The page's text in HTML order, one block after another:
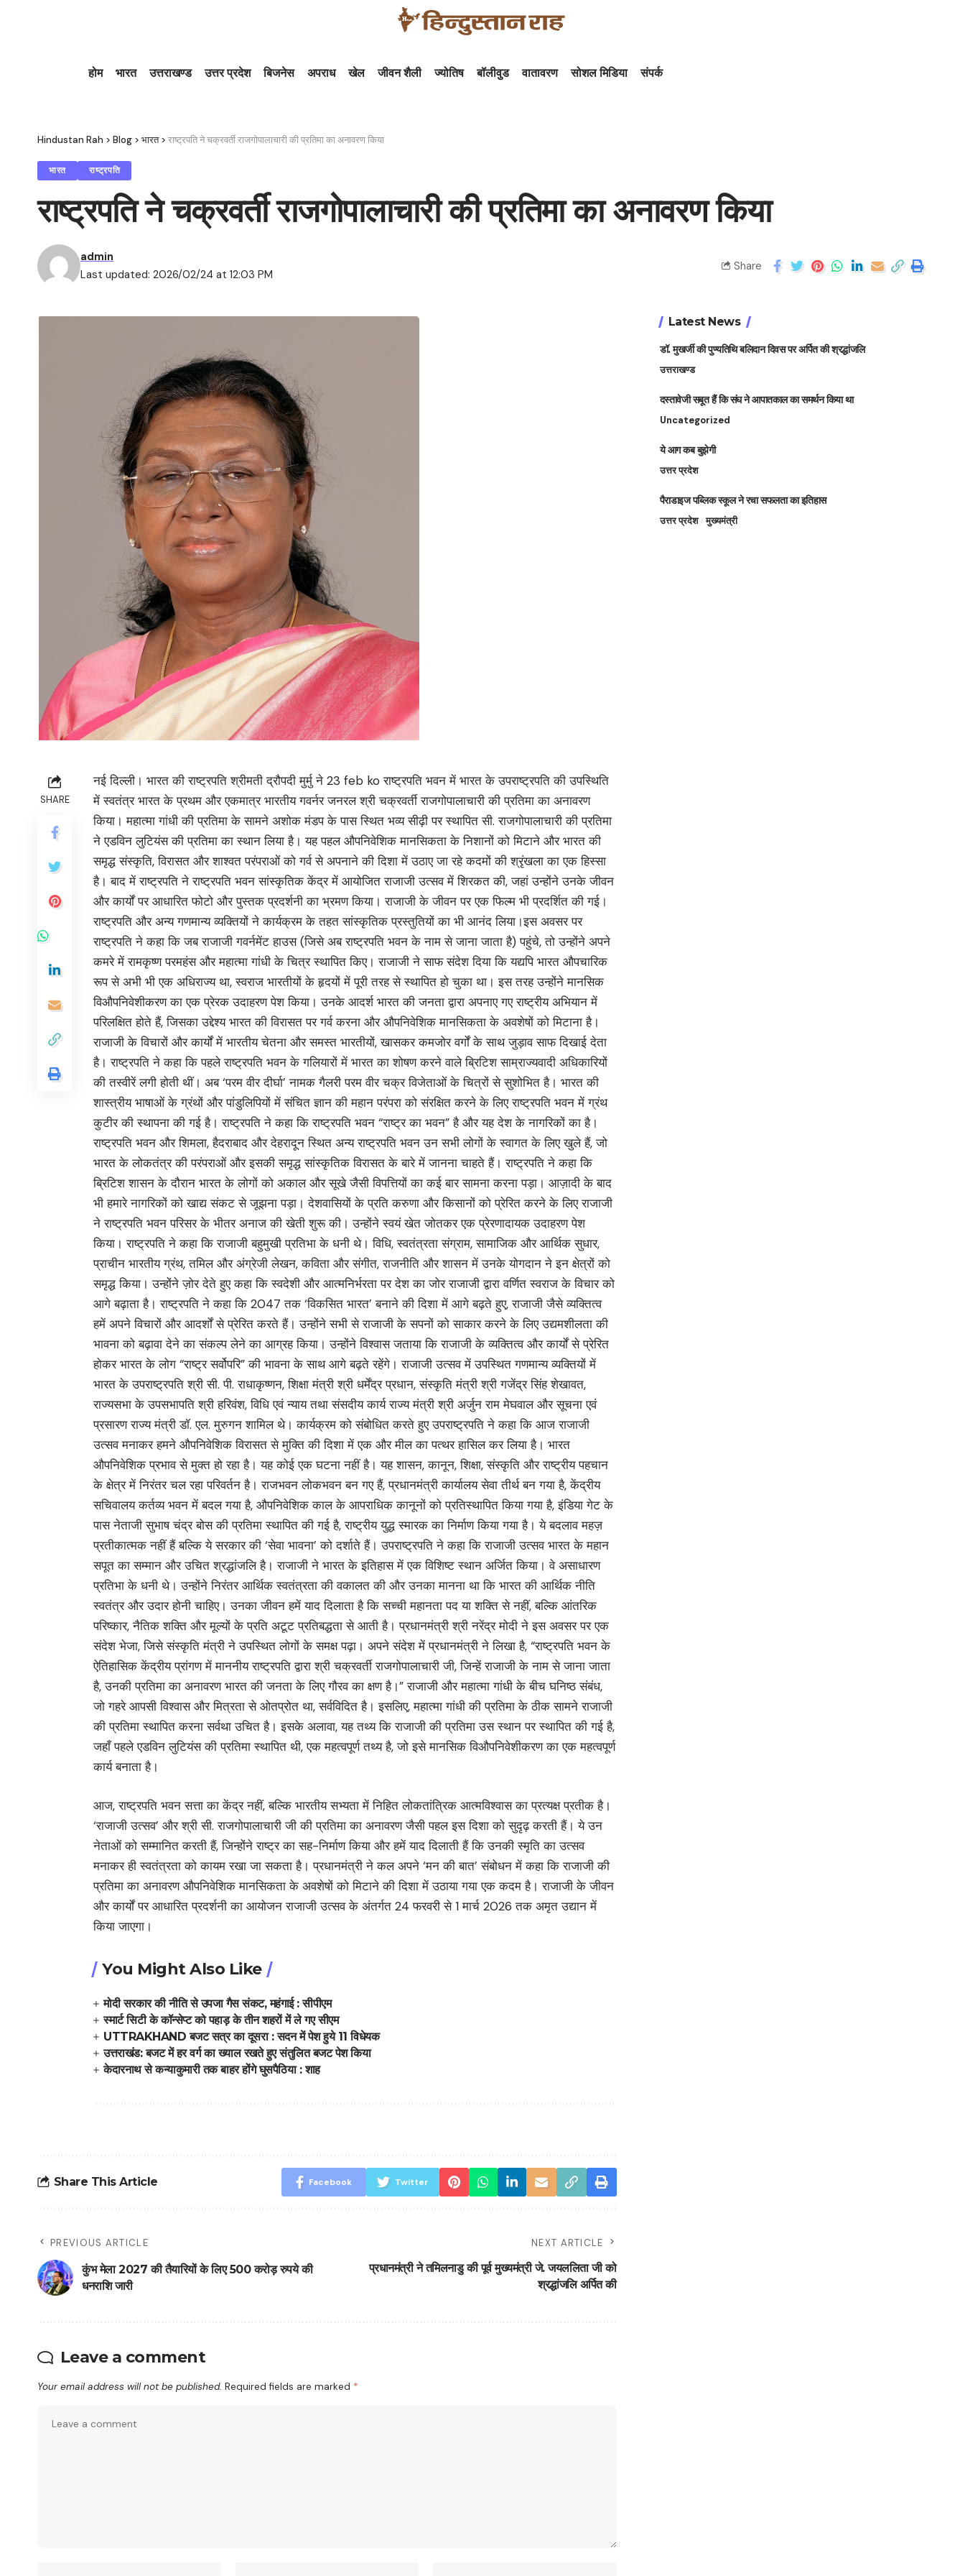
होम भारत उत्तराखण्ड उत्तर प्रदेश बिजनेस अपराध खेल जीवन शैली ज्योतिष बॉलीवुड वातावरण सोशल मिडिया संपर्क
Hindustan Rah > Blog > भारत> राष्ट्रपति ने चक्रवर्ती राजगोपालाचारी की प्रतिमा का अनावरण किया
भारत राष्ट्रपति
राष्ट्रपति ने चक्रवर्ती राजगोपालाचारी की प्रतिमा का अनावरण किया
Last updated: 2026/02/24 at 12:03 PM
admin
Share
SHARE
नई दिल्ली। भारत की राष्ट्रपति श्रीमती द्रौपदी मुर्मु ने 23 feb ko राष्ट्रपति भवन में भारत के उपराष्ट्रपति की उपस्थिति
में स्वतंत्र भारत के प्रथम और एकमात्र भारतीय गवर्नर जनरल श्री चक्रवर्ती राजगोपालाचारी की प्रतिमा का अनावरण
किया। महात्मा गांधी की प्रतिमा के सामने अशोक मंडप के पास स्थित भव्य सीढ़ी पर स्थापित सी. राजगोपालाचारी की प्रतिमा
ने एडविन लुटियंस की प्रतिमा का स्थान लिया है। यह पहल औपनिवेशिक मानसिकता के निशानों को मिटाने और भारत की
समृद्ध संस्कृति, विरासत और शाश्वत परंपराओं को गर्व से अपनाने की दिशा में उठाए जा रहे कदमों की श्रृंखला का एक हिस्सा
है। बाद में राष्ट्रपति ने राष्ट्रपति भवन सांस्कृतिक केंद्र में आयोजित राजाजी उत्सव में शिरकत की, जहां उन्होंने उनके जीवन
और कार्यों पर आधारित फोटो और पुस्तक प्रदर्शनी का भ्रमण किया। राजाजी के जीवन पर एक फिल्म भी प्रदर्शित की गई।
राष्ट्रपति और अन्य गणमान्य व्यक्तियों ने कार्यक्रम के तहत सांस्कृतिक प्रस्तुतियों का भी आनंद लिया।इस अवसर पर
राष्ट्रपति ने कहा कि जब राजाजी गवर्नमेंट हाउस (जिसे अब राष्ट्रपति भवन के नाम से जाना जाता है) पहुंचे, तो उन्होंने अपने
कमरे में रामकृष्ण परमहंस और महात्मा गांधी के चित्र स्थापित किए। राजाजी ने साफ संदेश दिया कि यद्यपि भारत औपचारिक
रूप से अभी भी एक अधिराज्य था, स्वराज भारतीयों के हृदयों में पूरी तरह से स्थापित हो चुका था। इस तरह उन्होंने मानसिक
विऔपनिवेशीकरण का एक प्रेरक उदाहरण पेश किया। उनके आदर्श भारत की जनता द्वारा अपनाए गए राष्ट्रीय अभियान में
परिलक्षित होते हैं, जिसका उद्देश्य भारत की विरासत पर गर्व करना और औपनिवेशिक मानसिकता के अवशेषों को मिटाना है।
राजाजी के विचारों और कार्यों में भारतीय चेतना और समस्त भारतीयों, खासकर कमजोर वर्गों के साथ जुड़ाव साफ दिखाई देता
है। राष्ट्रपति ने कहा कि पहले राष्ट्रपति भवन के गलियारों में भारत का शोषण करने वाले ब्रिटिश साम्राज्यवादी अधिकारियों
की तस्वीरें लगी होती थीं। अब ‘परम वीर दीर्घा’ नामक गैलरी परम वीर चक्र विजेताओं के चित्रों से सुशोभित है। भारत की
शास्त्रीय भाषाओं के ग्रंथों और पांडुलिपियों में संचित ज्ञान की महान परंपरा को संरक्षित करने के लिए राष्ट्रपति भवन में ग्रंथ
कुटीर की स्थापना की गई है। राष्ट्रपति ने कहा कि राष्ट्रपति भवन “राष्ट्र का भवन” है और यह देश के नागरिकों का है।
राष्ट्रपति भवन और शिमला, हैदराबाद और देहरादून स्थित अन्य राष्ट्रपति भवन उन सभी लोगों के स्वागत के लिए खुले हैं, जो
भारत के लोकतंत्र की परंपराओं और इसकी समृद्ध सांस्कृतिक विरासत के बारे में जानना चाहते हैं। राष्ट्रपति ने कहा कि
ब्रिटिश शासन के दौरान भारत के लोगों को अकाल और सूखे जैसी विपत्तियों का कई बार सामना करना पड़ा। आज़ादी के बाद
भी हमारे नागरिकों को खाद्य संकट से जूझना पड़ा। देशवासियों के प्रति करुणा और किसानों को प्रेरित करने के लिए राजाजी
ने राष्ट्रपति भवन परिसर के भीतर अनाज की खेती शुरू की। उन्होंने स्वयं खेत जोतकर एक प्रेरणादायक उदाहरण पेश
किया। राष्ट्रपति ने कहा कि राजाजी बहुमुखी प्रतिभा के धनी थे। विधि, स्वतंत्रता संग्राम, सामाजिक और आर्थिक सुधार,
प्राचीन भारतीय ग्रंथ, तमिल और अंग्रेजी लेखन, कविता और संगीत, राजनीति और शासन में उनके योगदान ने इन क्षेत्रों को
समृद्ध किया। उन्होंने ज़ोर देते हुए कहा कि स्वदेशी और आत्मनिर्भरता पर देश का जोर राजाजी द्वारा वर्णित स्वराज के विचार को
आगे बढ़ाता है। राष्ट्रपति ने कहा कि 2047 तक ‘विकसित भारत’ बनाने की दिशा में आगे बढ़ते हुए, राजाजी जैसे व्यक्तित्व
हमें अपने विचारों और आदर्शों से प्रेरित करते हैं। उन्होंने सभी से राजाजी के सपनों को साकार करने के लिए उद्यमशीलता की
भावना को बढ़ावा देने का संकल्प लेने का आग्रह किया। उन्होंने विश्वास जताया कि राजाजी के व्यक्तित्व और कार्यों से प्रेरित
होकर भारत के लोग “राष्ट्र सर्वोपरि” की भावना के साथ आगे बढ़ते रहेंगे। राजाजी उत्सव में उपस्थित गणमान्य व्यक्तियों में
भारत के उपराष्ट्रपति श्री सी. पी. राधाकृष्णन, शिक्षा मंत्री श्री धर्मेंद्र प्रधान, संस्कृति मंत्री श्री गजेंद्र सिंह शेखावत,
राज्यसभा के उपसभापति श्री हरिवंश, विधि एवं न्याय तथा संसदीय कार्य राज्य मंत्री श्री अर्जुन राम मेघवाल और सूचना एवं
प्रसारण राज्य मंत्री डॉ. एल. मुरुगन शामिल थे। कार्यक्रम को संबोधित करते हुए उपराष्ट्रपति ने कहा कि आज राजाजी
उत्सव मनाकर हमने औपनिवेशिक विरासत से मुक्ति की दिशा में एक और मील का पत्थर हासिल कर लिया है। भारत
औपनिवेशिक प्रभाव से मुक्त हो रहा है। यह कोई एक घटना नहीं है। यह शासन, कानून, शिक्षा, संस्कृति और राष्ट्रीय पहचान
के क्षेत्र में निरंतर चल रहा परिवर्तन है। राजभवन लोकभवन बन गए हैं, प्रधानमंत्री कार्यालय सेवा तीर्थ बन गया है, केंद्रीय
सचिवालय कर्तव्य भवन में बदल गया है, औपनिवेशिक काल के आपराधिक कानूनों को प्रतिस्थापित किया गया है, इंडिया गेट के
पास नेताजी सुभाष चंद्र बोस की प्रतिमा स्थापित की गई है, राष्ट्रीय युद्ध स्मारक का निर्माण किया गया है। ये बदलाव महज़
प्रतीकात्मक नहीं हैं बल्कि ये सरकार की ‘सेवा भावना’ को दर्शाते हैं। उपराष्ट्रपति ने कहा कि राजाजी उत्सव भारत के महान
सपूत का सम्मान और उचित श्रद्धांजलि है। राजाजी ने भारत के इतिहास में एक विशिष्ट स्थान अर्जित किया। वे असाधारण
प्रतिभा के धनी थे। उन्होंने निरंतर आर्थिक स्वतंत्रता की वकालत की और उनका मानना ​​था कि भारत की आर्थिक नीति
स्वतंत्र और उदार होनी चाहिए। उनका जीवन हमें याद दिलाता है कि सच्ची महानता पद या शक्ति से नहीं, बल्कि आंतरिक
परिष्कार, नैतिक शक्ति और मूल्यों के प्रति अटूट प्रतिबद्धता से आती है। प्रधानमंत्री श्री नरेंद्र मोदी ने इस अवसर पर एक
संदेश भेजा, जिसे संस्कृति मंत्री ने उपस्थित लोगों के समक्ष पढ़ा। अपने संदेश में प्रधानमंत्री ने लिखा है, “राष्ट्रपति भवन के
ऐतिहासिक केंद्रीय प्रांगण में माननीय राष्ट्रपति द्वारा श्री चक्रवर्ती राजगोपालाचारी जी, जिन्हें राजाजी के नाम से जाना जाता
है, उनकी प्रतिमा का अनावरण भारत की जनता के लिए गौरव का क्षण है।” राजाजी और महात्मा गांधी के बीच घनिष्ठ संबंध,
जो गहरे आपसी विश्वास और मित्रता से ओतप्रोत था, सर्वविदित है। इसलिए, महात्मा गांधी की प्रतिमा के ठीक सामने राजाजी
की प्रतिमा स्थापित करना सर्वथा उचित है। इसके अलावा, यह तथ्य कि राजाजी की प्रतिमा उस स्थान पर स्थापित की गई है,
जहाँ पहले एडविन लुटियंस की प्रतिमा स्थापित थी, एक महत्वपूर्ण तथ्य है, जो इसे मानसिक विऔपनिवेशीकरण का एक महत्वपूर्ण
कार्य बनाता है।
आज, राष्ट्रपति भवन सत्ता का केंद्र नहीं, बल्कि भारतीय सभ्यता में निहित लोकतांत्रिक आत्मविश्वास का प्रत्यक्ष प्रतीक है।
‘राजाजी उत्सव’ और श्री सी. राजगोपालाचारी जी की प्रतिमा का अनावरण जैसी पहल इस दिशा को सुदृढ़ करती हैं। ये उन
नेताओं को सम्मानित करती हैं, जिन्होंने राष्ट्र का सह-निर्माण किया और हमें याद दिलाती हैं कि उनकी स्मृति का उत्सव
मनाकर ही स्वतंत्रता को कायम रखा जा सकता है। प्रधानमंत्री ने कल अपने ‘मन की बात’ संबोधन में कहा कि राजाजी की
प्रतिमा का अनावरण औपनिवेशिक मानसिकता के अवशेषों को मिटाने की दिशा में उठाया गया एक कदम है। राजाजी के जीवन
और कार्यों पर आधारित प्रदर्शनी का आयोजन राजाजी उत्सव के अंतर्गत 24 फरवरी से 1 मार्च 2026 तक अमृत उद्यान में
किया जाएगा।
You Might Also Like
मोदी सरकार की नीति से उपजा गैस संकट, महंगाई : सीपीएम
स्मार्ट सिटी के कॉन्सेप्ट को पहाड़ के तीन शहरों में ले गए सीएम
UTTRAKHAND बजट सत्र का दूसरा : सदन में पेश हुये 11 विधेयक
उत्तराखंड: बजट में हर वर्ग का ख्याल रखते हुए संतुलित बजट पेश किया
केदारनाथ से कन्याकुमारी तक बाहर होंगे घुसपैठिया : शाह
Share This Article Facebook Twitter
PREVIOUS ARTICLE
कुंभ मेला 2027 की तैयारियों के लिए 500 करोड़ रुपये की
धनराशि जारी
NEXT ARTICLE
प्रधानमंत्री ने तमिलनाडु की पूर्व मुख्यमंत्री जे. जयललिता जी को
श्रद्धांजलि अर्पित की
Leave a comment
Your email address will not be published. Required fields are marked *
Latest News
डॉ. मुखर्जी की पुण्यतिथि बलिदान दिवस पर अर्पित की श्रद्धांजलि
उत्तराखण्ड
दस्तावेजी सबूत हैं कि संघ ने आपातकाल का समर्थन किया था
Uncategorized
ये आग कब बुझेगी
उत्तर प्रदेश
पैराडाइज पब्लिक स्कूल ने रचा सफलता का इतिहास
उत्तर प्रदेश मुख्यमंत्री